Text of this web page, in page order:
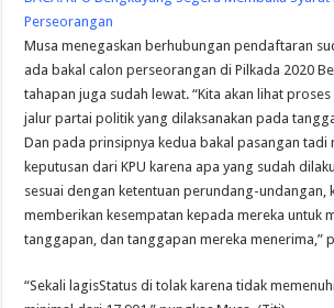
Perseorangan
Musa menegaskan berhubungan pendaftaran
ada bakal calon perseorangan di Pilkada 2020
tahapan juga sudah lewat. “Kita akan lihat
jalur partai politik yang dilaksanakan pada
Dan pada prinsipnya kedua bakal pasangan tadi
keputusan dari KPU karena apa yang sudah
sesuai dengan ketentuan perundang-undangan,
memberikan kesempatan kepada mereka untuk
tanggapan, dan tanggapan mereka menerima,”
“Sekali lagisStatus di tolak karena tidak